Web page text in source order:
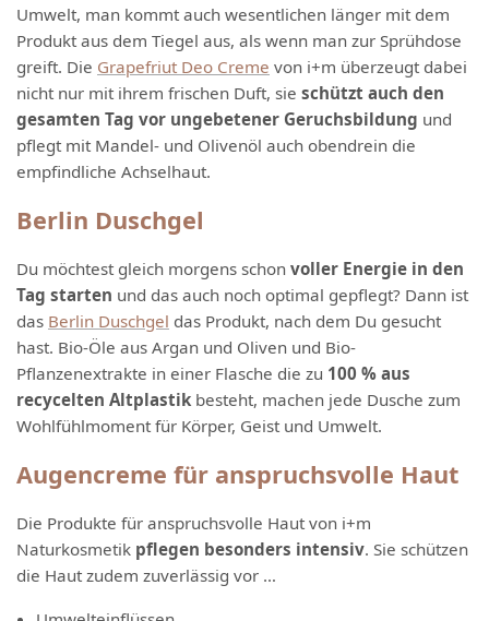
Umwelt, man kommt auch wesentlichen länger mit dem
Produkt aus dem Tiegel aus, als wenn man zur Sprühdose
greift. Die Grapefriut Deo Creme von i+m überzeugt dabei
nicht nur mit ihrem frischen Duft, sie schützt auch den
gesamten Tag vor ungebetener Geruchsbildung und
pflegt mit Mandel- und Olivenöl auch obendrein die
empfindliche Achselhaut.
Berlin Duschgel
Du möchtest gleich morgens schon voller Energie in den
Tag starten und das auch noch optimal gepflegt? Dann ist
das Berlin Duschgel das Produkt, nach dem Du gesucht
hast. Bio-Öle aus Argan und Oliven und Bio-
Pflanzenextrakte in einer Flasche die zu 100 % aus
recycelten Altplastik besteht, machen jede Dusche zum
Wohlfühlmoment für Körper, Geist und Umwelt.
Augencreme für anspruchsvolle Haut
Die Produkte für anspruchsvolle Haut von i+m
Naturkosmetik pflegen besonders intensiv. Sie schützen
die Haut zudem zuverlässig vor …